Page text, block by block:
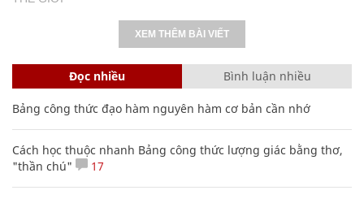
XEM THÊM BÀI VIẾT
Đọc nhiều Bình luận nhiều
Bảng công thức đạo hàm nguyên hàm cơ bản cần nhớ
Cách học thuộc nhanh Bảng công thức lượng giác bằng thơ,
"thần chú"
17